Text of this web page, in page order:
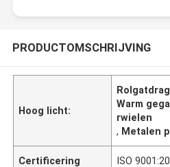
PRODUCTOMSCHRIJVING
Hoog licht:
Warm
rwielen
, Metalen
Certificering ISO